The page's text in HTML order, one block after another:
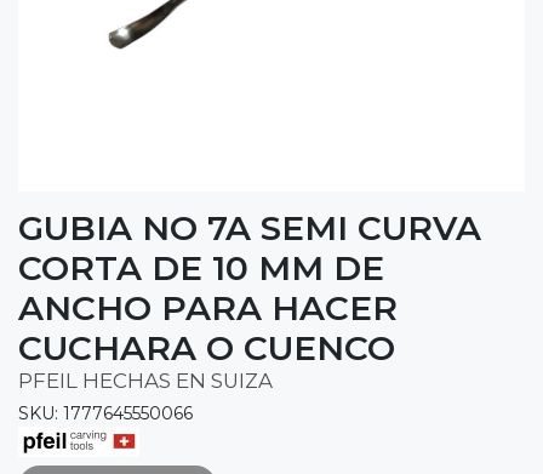
GUBIA NO 7A SEMI CURVA
CORTA DE 10 MM DE
ANCHO PARA HACER
CUCHARA O CUENCO
PFEIL HECHAS EN SUIZA
SKU: 1777645550066